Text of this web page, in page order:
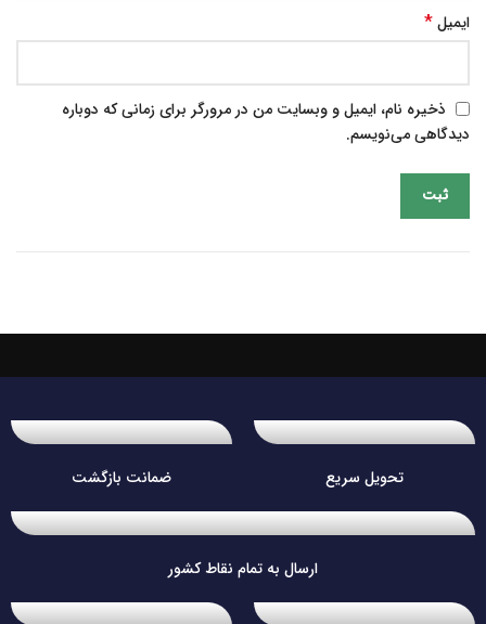
ایمیل*
ذخیره نام، ایمیل و وبسایت من در مرورگر برای زمانی که دوباره
دیدگاهی می‌نویسم.
تحویل سریع ضمانت بازگشت
ارسال به تمام نقاط کشور